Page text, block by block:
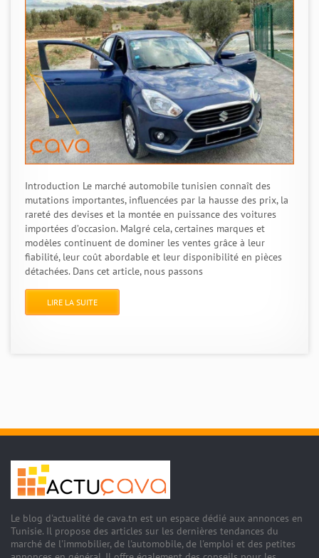
Introduction Le marché automobile tunisien connaît des
mutations importantes, influencées par la hausse des prix, la
rareté des devises et la montée en puissance des voitures
importées d’occasion. Malgré cela, certaines marques et
modèles continuent de dominer les ventes grâce à leur
fiabilité, leur coût abordable et leur disponibilité en pièces
détachées. Dans cet article, nous passons
LIRE LA SUITE
Le blog d'actualité de cava.tn est un espace dédié aux annonces en
Tunisie. Il propose des articles sur les dernières tendances du
marché de l'immobilier, de l'automobile, de l'emploi et des petites